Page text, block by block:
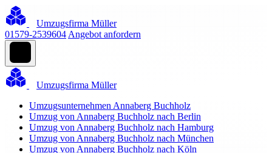
Umzugsfirma Müller
01579-2539604 Angebot anfordern
Umzugsfirma Müller
Umzugsunternehmen Annaberg Buchholz
Umzug von Annaberg Buchholz nach Berlin
Umzug von Annaberg Buchholz nach Hamburg
Umzug von Annaberg Buchholz nach München
Umzug von Annaberg Buchholz nach Köln